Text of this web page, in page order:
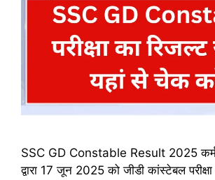
SSC GD Constable Result 2025
द्वारा 17 जून 2025 को जीडी कांस्टेबल